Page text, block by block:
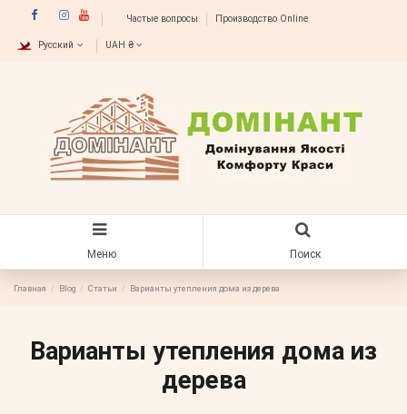
Частые вопросы Производство Online
Русский UAH ₴
Меню Поиск
Главная Blog Статьи Варианты утепления дома из дерева
Варианты утепления дома из
дерева